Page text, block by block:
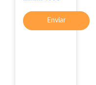
Enviar